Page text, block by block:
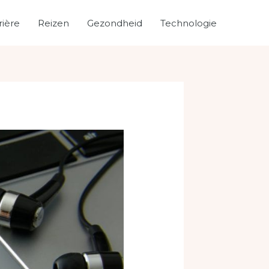
Reizen Gezondheid Technologie